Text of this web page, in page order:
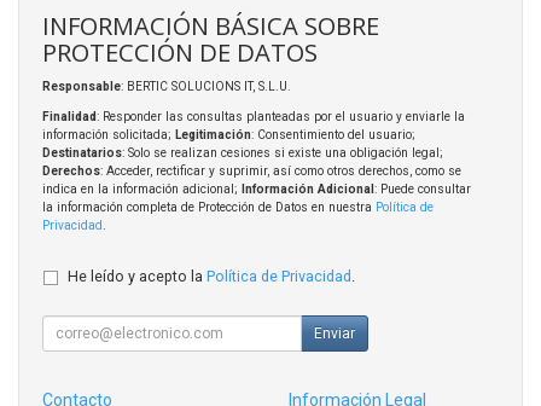
INFORMACIÓN BÁSICA SOBRE
PROTECCIÓN DE DATOS
Responsable: BERTIC SOLUCIONS IT, S.L.U.
Finalidad: Responder las consultas planteadas por el usuario y enviarle la
información solicitada; Legitimación: Consentimiento del usuario;
Destinatarios: Solo se realizan cesiones si existe una obligación legal;
Derechos: Acceder, rectificar y suprimir, así como otros derechos, como se
indica en la información adicional;
Información Adicional : Puede consultar
la información completa de Protección de Datos en nuestra Política de
Privacidad
He leído y acepto la Política de Privacidad
Enviar
Contacto
Información Legal